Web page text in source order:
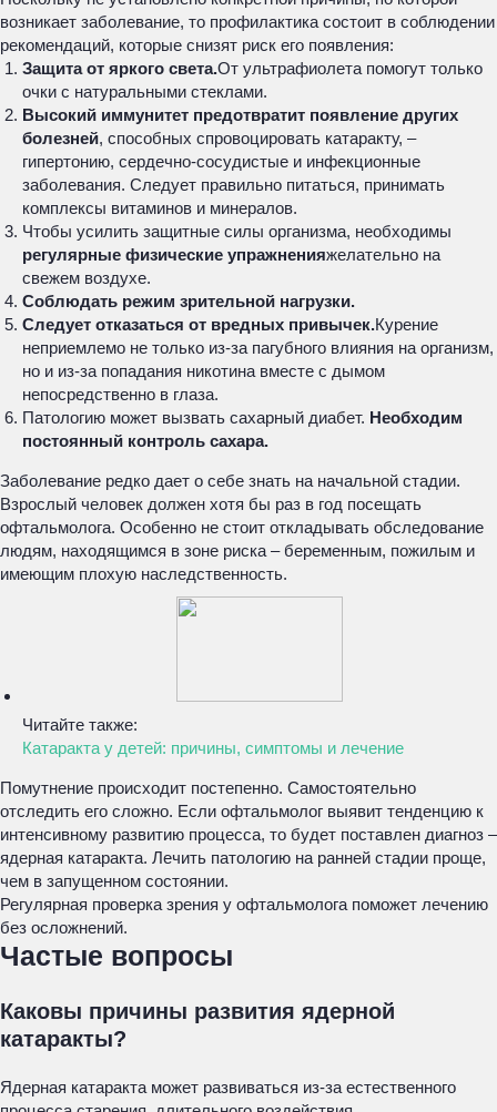
возникает заболевание, то профилактика состоит в соблюдении
рекомендаций, которые снизят риск его появления:
Защита от яркого света.От ультрафиолета помогут только
очки с натуральными стеклами.
Высокий иммунитет предотвратит появление других
болезней, способных спровоцировать катаракту, –
гипертонию, сердечно-сосудистые и инфекционные
заболевания. Следует правильно питаться, принимать
комплексы витаминов и минералов.
Чтобы усилить защитные силы организма, необходимы
регулярные физические упражненияжелательно на
свежем воздухе.
Соблюдать режим зрительной нагрузки.
Следует отказаться от вредных привычек.Курение
неприемлемо не только из-за пагубного влияния на организм,
но и из-за попадания никотина вместе с дымом
непосредственно в глаза.
Патологию может вызвать сахарный диабет. Необходим
постоянный контроль сахара.
Заболевание редко дает о себе знать на начальной стадии.
Взрослый человек должен хотя бы раз в год посещать
офтальмолога. Особенно не стоит откладывать обследование
людям, находящимся в зоне риска – беременным, пожилым и
имеющим плохую наследственность.
Читайте также:
Катаракта у детей: причины, симптомы и лечение
Помутнение происходит постепенно. Самостоятельно
отследить его сложно. Если офтальмолог выявит тенденцию к
интенсивному развитию процесса, то будет поставлен диагноз –
ядерная катаракта. Лечить патологию на ранней стадии проще,
чем в запущенном состоянии.
Регулярная проверка зрения у офтальмолога поможет лечению
без осложнений.
Частые вопросы
Каковы причины развития ядерной
катаракты?
Ядерная катаракта может развиваться из-за естественного